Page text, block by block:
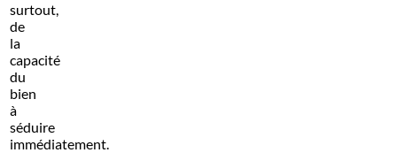
surtout,
de
la
capacité
du
bien
à
séduire
immédiatement.